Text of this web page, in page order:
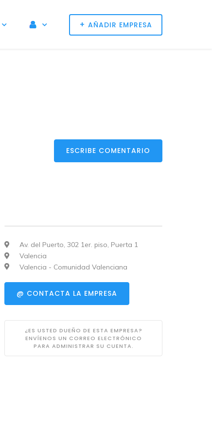
+ AÑADIR EMPRESA
ESCRIBE COMENTARIO
Av. del Puerto, 302 1er. piso, Puerta 1
Valencia
Valencia - Comunidad Valenciana
@ CONTACTA LA EMPRESA
¿ES USTED DUEÑO DE ESTA EMPRESA?
ENVÍENOS UN CORREO ELECTRÓNICO
PARA ADMINISTRAR SU CUENTA.